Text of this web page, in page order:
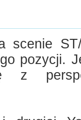
ST/
pozycji.
z